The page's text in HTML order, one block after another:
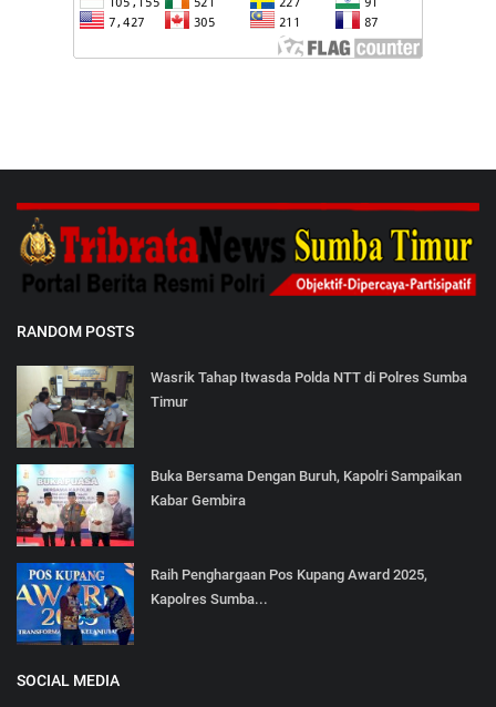
RANDOM POSTS
Wasrik Tahap Itwasda Polda NTT di Polres Sumba
Timur
Buka Bersama Dengan Buruh, Kapolri Sampaikan
Kabar Gembira
Raih Penghargaan Pos Kupang Award 2025,
Kapolres Sumba...
SOCIAL MEDIA